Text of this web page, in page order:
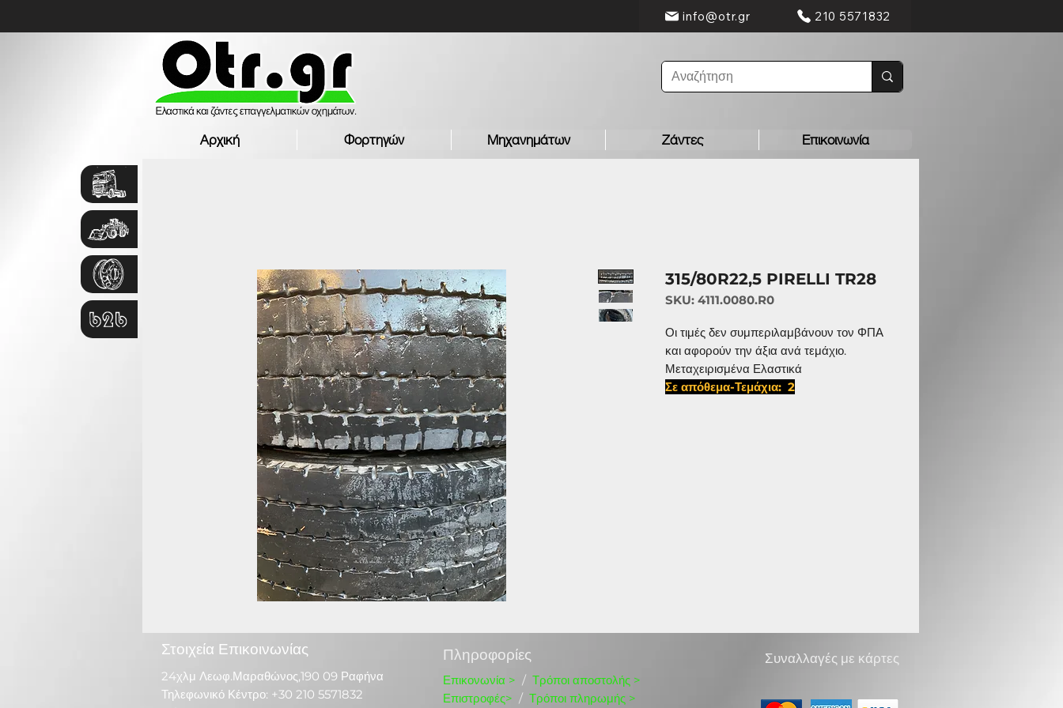
info@otr.gr 210 5571832
Αρχική Φορτηγών Μηχανημάτων Ζάντες Επικοινωνία
315/80R22,5 PIRELLI TR28
SKU: 4111.0080.R0
Οι τιμές δεν συμπεριλαμβάνουν τον ΦΠΑ
και αφορούν την άξια ανά τεμάχιο.
Μεταχειρισμένα Ελαστικά
Σε απόθεμα-Τεμάχια: 2
Στοιχεία Επικοινωνίας
24χλμ Λεωφ.Μαραθώνος,190 09 Ραφήνα
Τηλεφωνικό Κέντρο: +30 210 5571832
Πληροφορίες
Επικονωνία > / Τρόποι αποστολής >
Επιστροφές> / Τρόποι πληρωμής >
Συναλλαγές με κάρτες